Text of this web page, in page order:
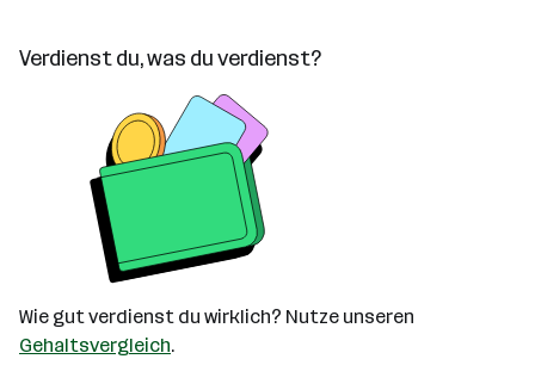
Verdienst du, was du verdienst?
Wie gut verdienst du wirklich? Nutze unseren
Gehaltsvergleich.